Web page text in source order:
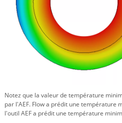
Notez que la valeur de température
par l'AEF. Flow a prédit une température
l'outil AEF a prédit une température